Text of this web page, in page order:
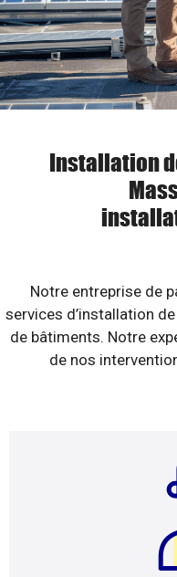
Installation
Notre entreprise de
services d’installation
de bâtiments. Notre
de nos